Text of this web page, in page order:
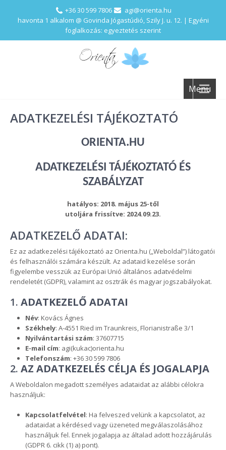
+36 30 599 7806
agi@orienta.hu
havonta 1 alkalom @ Govinda Jógastúdió, Szily J. u. 12. | Egyéni
foglalkozás: egyeztetés szerint
Menu
ADATKEZELÉSI TÁJÉKOZTATÓ
ORIENTA.HU
ADATKEZELÉSI TÁJÉKOZTATÓ ÉS
SZABÁLYZAT
hatályos: 2018. május 25-től
utoljára frissítve: 2024.09.23.
ADATKEZELŐ ADATAI:
Ez az adatkezelési tájékoztató az Orienta.hu („Weboldal”) látogatói
és felhasználói számára készült. Az adataid kezelése során
figyelembe vesszük az Európai Unió általános adatvédelmi
rendeletét (GDPR), valamint az osztrák és magyar jogszabályokat.
1. ADATKEZELŐ ADATAI
Név: Kovács Ágnes
Székhely: A-4551 Ried im Traunkreis, Florianistraße 3/1
Nyilvántartási szám: 37607715
E-mail cím: agi(kukac)orienta.hu
Telefonszám: +36 30 599 7806
2. AZ ADATKEZELÉS CÉLJA ÉS JOGALAPJA
A Weboldalon megadott személyes adataidat az alábbi célokra
használjuk:
Kapcsolatfelvétel: Ha felveszed velünk a kapcsolatot, az
adataidat a kérdésed vagy üzeneted megválaszolásához
használjuk fel. Ennek jogalapja az általad adott hozzájárulás
(GDPR 6. cikk (1) a) pont).